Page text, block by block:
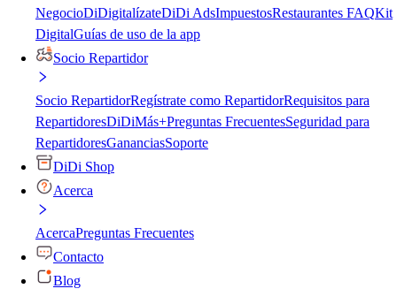
NegocioDiDigitalízateDiDi AdsImpuestosRestaurantes FAQKit
DigitalGuías de uso de la app
Socio Repartidor
Socio RepartidorRegístrate como RepartidorRequisitos para
RepartidoresDiDiMás+Preguntas FrecuentesSeguridad para
RepartidoresGananciasSoporte
DiDi Shop
Acerca
AcercaPreguntas Frecuentes
Contacto
Blog